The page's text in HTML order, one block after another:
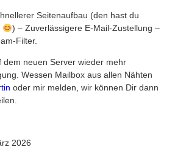
Seitenaufbau (den hast du
) – Zuverlässigere E-Mail-Zustellung –
Filter.
dem neuen Server wieder mehr
Wessen Mailbox aus allen Nähten
oder mir melden, wir können Dir dann
2026